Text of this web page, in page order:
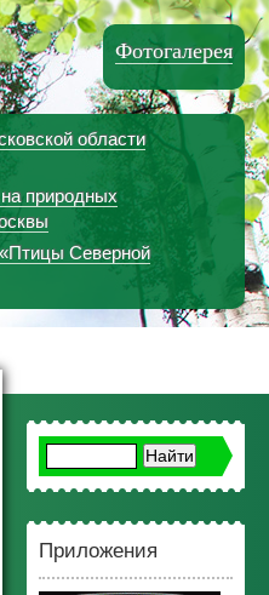
Фотогалерея
области
природных
Северной
Приложения